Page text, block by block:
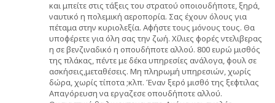
και μπείτε στις τάξεις του στρατού οποιουδήποτε, ξηρά,
ναυτικό η πολεμική αεροπορία. Σας έχουν όλους για
πέταμα στην κυριολεξία. Αφήστε τους μόνους τους. Θα
υποφέρετε για όλη σας την ζωή. Χίλιες φορές ντελιβερας
η σε βενζιναδικό η οπουδήποτε αλλού. 800 ευρώ μισθός
της πλάκας, πέντε με δέκα υπηρεσίες ανάλογα, φουλ σε
ασκήσεις,μεταθέσεις. Μη πληρωμή υπηρεσιών, χωρίς
δώρα, χωρίς τίποτα ;κλπ. Έναν ξερό μισθό της ξεφτιλας
Απαγόρευση να εργαζεσε οπουδήποτε αλλού.